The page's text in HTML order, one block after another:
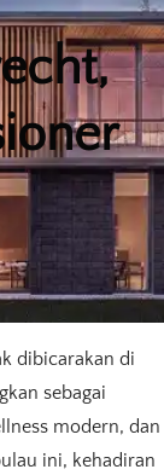
dibicarakan di
sebagai
modern, dan
ini, kehadiran